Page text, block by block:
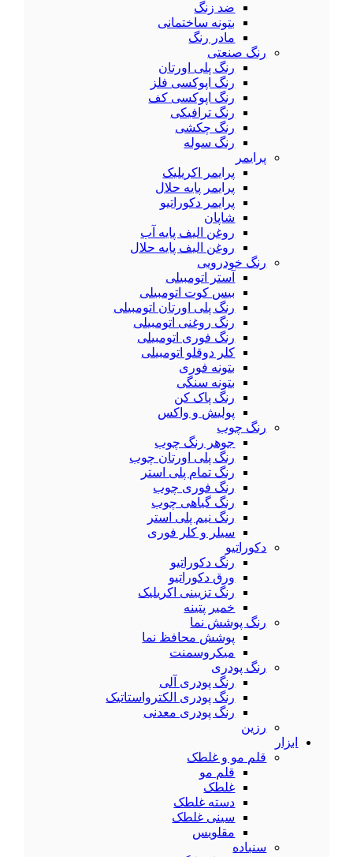
ضد زنگ
بتونه ساختمانی
مادر رنگ
رنگ صنعتی
رنگ پلی اورتان
رنگ اپوکسی فلز
رنگ اپوکسی کف
رنگ ترافیکی
رنگ چکشی
رنگ سوله
پرایمر
پرایمر اکریلیک
پرایمر پایه حلال
پرایمر دکوراتیو
شاپان
روغن الیف پایه آب
روغن الیف پایه حلال
رنگ خودرویی
آستر اتومبیلی
بیس کوت اتومبیلی
رنگ پلی اورتان اتومبیلی
رنگ روغنی اتومبیلی
رنگ فوری اتومبیلی
کلر دوقلو اتومبیلی
بتونه فوری
بتونه سنگی
رنگ پاک کن
پولیش و واکس
رنگ چوب
جوهر رنگ چوب
رنگ پلی اورتان چوب
رنگ تمام پلی استر
رنگ فوری چوب
رنگ گیاهی چوب
رنگ نیم پلی استر
سیلر و کلر فوری
دکوراتیو
رنگ دکوراتیو
ورق دکوراتیو
رنگ تزیینی اکریلیک
خمیر پتینه
رنگ پوشش نما
پوشش محافظ نما
میکروسمنت
رنگ پودری
رنگ پودری آلی
رنگ پودری الکترواستاتیک
رنگ پودری معدنی
رزین
ابزار
قلم مو و غلطک
قلم مو
غلطک
دسته غلطک
سینی غلطک
مقلویس
سنباده